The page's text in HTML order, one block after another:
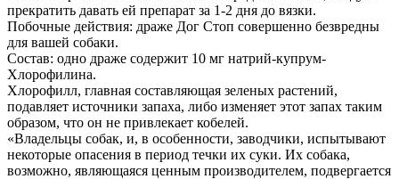
прекратить давать ей препарат за 1-2 дня до вязки.
Побочные действия: драже Дог Стоп совершенно безвредны
для вашей собаки.
Состав: одно драже содержит 10 мг натрий-купрум-
Хлорофилина.
Хлорофилл, главная составляющая зеленых растений,
подавляет источники запаха, либо изменяет этот запах таким
образом, что он не привлекает кобелей.
«Владельцы собак, и, в особенности, заводчики, испытывают
некоторые опасения в период течки их суки. Их собака,
возможно, являющаяся ценным производителем, подвергается